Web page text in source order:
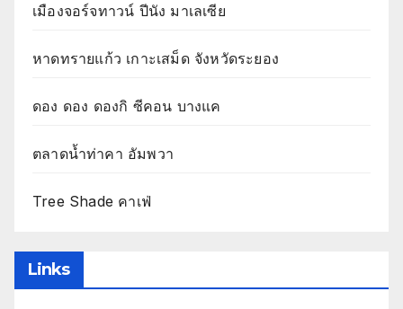
เมืองจอร์จทาวน์ ปีนัง มาเลเซีย
หาดทรายแก้ว เกาะเสม็ด จังหวัดระยอง
ดอง ดอง ดองกิ ซีคอน บางแค
ตลาดน้ำท่าคา อัมพวา
Tree Shade คาเฟ่
Links